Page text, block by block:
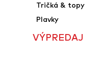
Tričká & topy
Plavky
VÝPREDAJ